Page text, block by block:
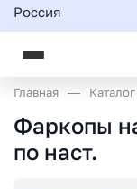
Россия
Главная Каталог
Фаркопы
по наст.